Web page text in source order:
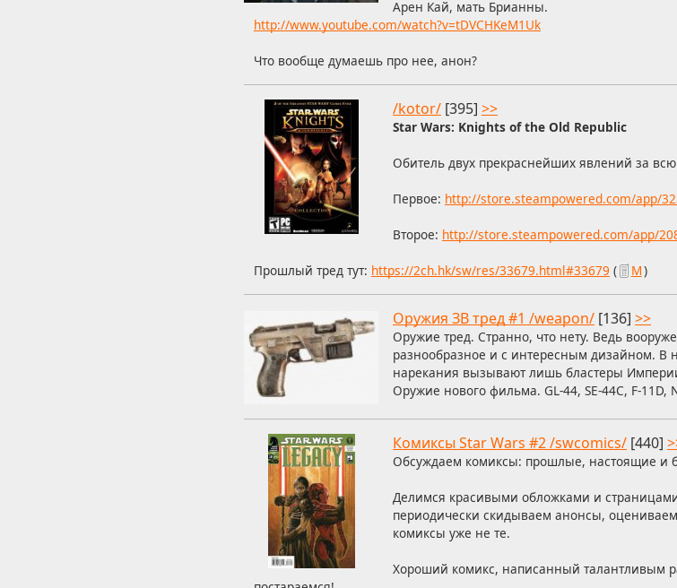
Арен Кай, мать Брианны.
http://www.youtube.com/watch?v=tDVCHKeM1Uk
Что вообще думаешь про нее, анон?
/kotor/ [395] >>
Star Wars: Knights of the Old Republic
Обитель двух прекраснейших явлений за
Первое: http://store.steampowered.com/app/
Второе: http://store.steampowered.com/app/
Прошлый тред тут: https://2ch.hk/sw/res/33679.html#33679 ( М)
Оружия ЗВ тред #1 /weapon/ [136] >>
Оружие тред. Странно, что нету. Ведь
разнообразное и с интересным дизайном.
нарекания вызывают лишь бластеры
Оружие нового фильма. GL-44, SE-44C, F-11D,
Комиксы Star Wars #2 /swcomics/ [440]
Обсуждаем комиксы: прошлые, настоящие и
Делимся красивыми обложками и
периодически скидываем анонсы,
комиксы уже не те.
Хороший комикс, написанный талантливым